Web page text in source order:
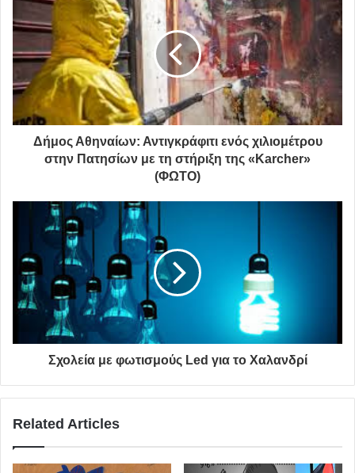
Cécile Balthazard, Amis pour la vie, 90x60cm, Ακρυλικά σε καμβά
Η έκθεση με τίτλο “S(tr)ay a little prayer for me”
Ιδρύματος Εικαστικών Τεχνών Τσιχριτζήστην Κηφισιά
Δήμος Αθηναίων: Αντιγκράφιτι ενός χιλιομέτρου
στην Πατησίων με τη στήριξη της «Karcher»
(ΦΩΤΟ)
Σχολεία με φωτισμούς Led για το Χαλανδρί
Related Articles